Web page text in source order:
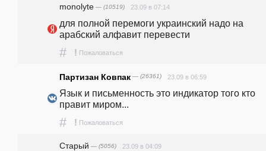
monolyte — (10519) 23.09 в 07:14
для полной перемоги украинский надо на
арабский алфавит перевести
# ! Пожаловаться
Партизан Ковпак — (26361) 23.09 в 06:59
Язык и письменность это индикатор того кто
правит миром...
# ! Пожаловаться
Старый — (5056) 23.09 в 04:09